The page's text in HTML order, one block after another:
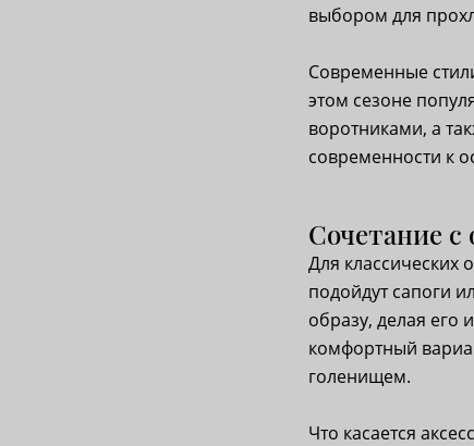
выбором для
Современные
этом сезоне
воротниками, а
современности к
Сочетание с
Для классических
подойдут сапоги
образу, делая
комфортный
голенищем.
Что касается